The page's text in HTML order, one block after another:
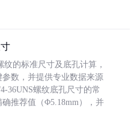
的标准尺寸及底孔计算，
数，并提供专业数据来源
36UNS螺纹底孔尺寸的常
推荐值（Φ5.18mm），并